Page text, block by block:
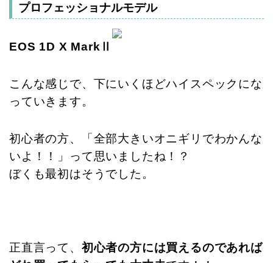
プロフェッショナルモデル
EOS 1D X MarkⅡ
こんな感じで、下にいくほどハイスペックにな
っていきます。
初心者の方、「全部大きいオニギリでわかんな
いよ！！」って思いましたね！？
ぼくも最初はそうでした。
正直言って、 初心者の方には買えるのであれば